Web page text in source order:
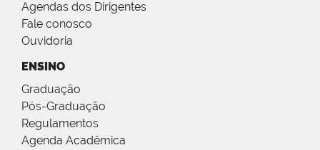
Agendas dos Dirigentes
Fale conosco
Ouvidoria
ENSINO
Graduação
Pós-Graduação
Regulamentos
Agenda Acadêmica